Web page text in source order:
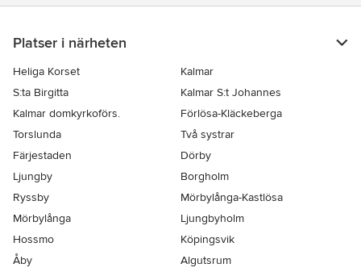
Platser i närheten
Heliga Korset
Kalmar
S:ta Birgitta
Kalmar S:t Johannes
Kalmar domkyrkoförs.
Förlösa-Kläckeberga
Torslunda
Två systrar
Färjestaden
Dörby
Ljungby
Borgholm
Ryssby
Mörbylånga-Kastlösa
Mörbylånga
Ljungbyholm
Hossmo
Köpingsvik
Åby
Algutsrum